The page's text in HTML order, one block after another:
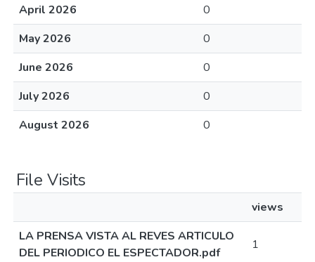
April 2026
0
May 2026
0
June 2026
0
July 2026
0
August 2026
0
File Visits
views
LA PRENSA VISTA AL REVES ARTICULO
DEL PERIODICO EL ESPECTADOR.pdf
1